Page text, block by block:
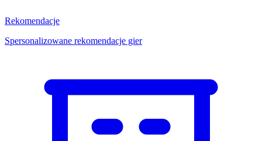
Rekomendacje
Spersonalizowane rekomendacje gier